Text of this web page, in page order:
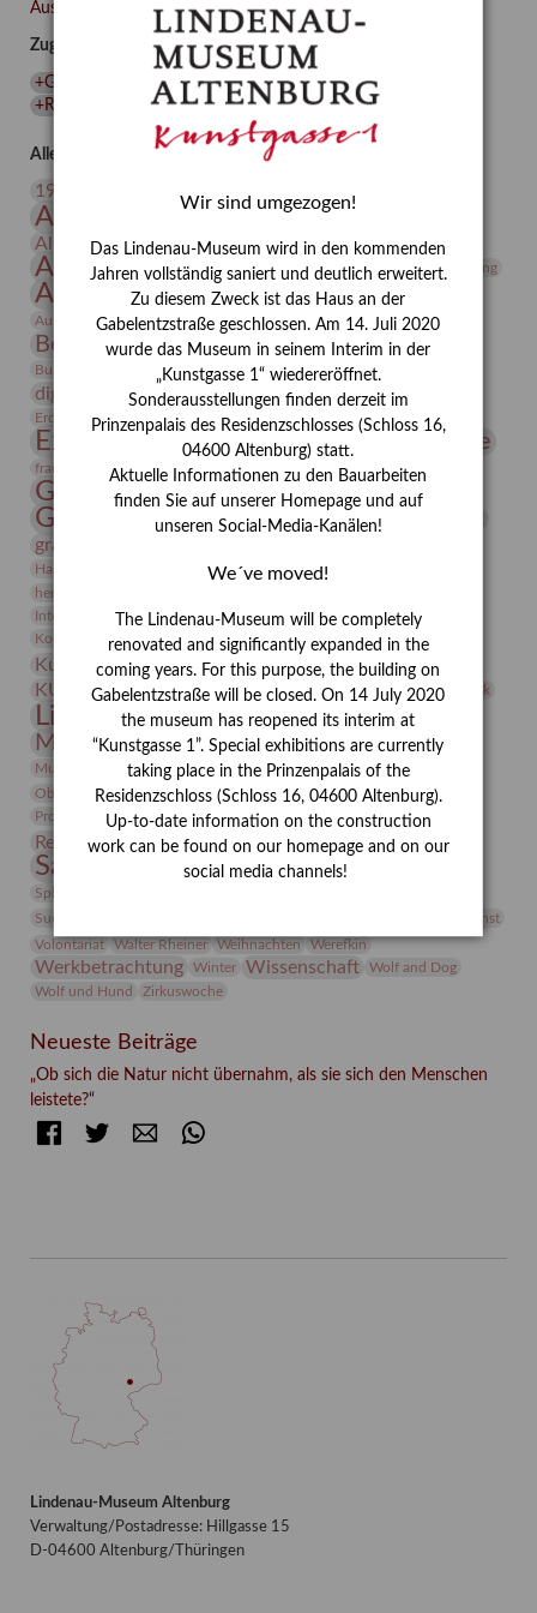
sich
den
Menschen
leistete?“
Ausgewählte Auszeichnungen zurücksetzen
Zugehörige Auszeichnungen
+Gerhard Altenbourg(1) +Künstlerin(1)
+Ruth Wolf-Rehfeld(1 ) +Sonderausstellung(1
Alle Auszeichnungen (106)
19. Jahrhundert
20. Jahrhundert
Altenburg
Altenburger Museen
Altenburger Praxisjahr Altenburger Schlossberg
Antike Architektur Archiv Archäologie Asta Gröting
Ausstellung
Ausstellung "Berliner Blätter"
Ausstellung „Vier Winde“
Bauhaus Berlin in den Zwanziger Jahren
Bernhard August von Lindenau Bibliothek
Burg Posterstein Conrad Felixmüller Depot Der Blaue Reiter
digitallabor Entartete Kunst
Enteignung
Erdmann Julius Dietrich
Erlebnisportal estrusker Exlibris
Expressionismus Festrede Florenz Fotografie
frauen Frauen in der Antike und heute
Gerhard-Altenbourg-Preis
Gerhard Altenbourg
Gerhard Kurt Müller
Grafik
grafische sammlung
Hanns-Conon von der Gabelentz Heinrich Kirchhoff
herman de vries
Integriertes Schädlingsmanagement
Italien Jahresempfang
Jubiläum
Kolosseum
Kooperationsausstellung Korkmodelle Kunst
Kunstmuseum Kunstvermittlung Kunst von Kühl
KUNSTWAND Kurs Künstler Künstlerin Lehmbruck
Lindenau-Museum Marstall Messeakademie
Museumsgeschichte Museumsnacht
Museumspädagogik Mäzen Napoleon Natur
Neue Remise
Objekt im Fokus
Paul Klee Peter Schnürpel Phelloplastik
Pohlhof
Provenienz
Provenienzforschung
Restaurierung Restitution Rudi Lesser Ruth Wolf-Rehfeld
Sammlung Samstagszeichner Skulptur
Sphinx
Suermondt-Ludwig-Museum
Videokunst
Volontariat
Walter Rheiner Weihnachten Werefkin
Werkbetrachtung Winter Wissenschaft
Wolf and Dog
Wolf und Hund
Zirkuswoche
Neueste Beiträge
„Ob sich die Natur nicht übernahm, als sie sich den Menschen
leistete?“
FacebookTwitter E-mail
Lindenau-Museum Altenburg
Verwaltung/Postadresse: Hillgasse 15
D-04600 Altenburg/Thüringen
Wir sind umgezogen!
Das Lindenau-Museum wird in den kommenden
Jahren vollständig saniert und deutlich erweitert.
Zu diesem Zweck ist das Haus an der
Gabelentzstraße geschlossen. Am 14. Juli 2020
wurde das Museum in seinem Interim in der
„Kunstgasse 1“ wiedereröffnet.
Sonderausstellungen finden derzeit im
Prinzenpalais des Residenzschlosses (Schloss 16,
04600 Altenburg) statt.
Aktuelle Informationen zu den Bauarbeiten
finden Sie auf unserer Homepage und auf
unseren Social-Media-Kanälen!
We´ve moved!
The Lindenau-Museum will be completely
renovated and significantly expanded in the
coming years. For this purpose, the building on
Gabelentzstraße will be closed. On 14 July 2020
the museum has reopened its interim at
“Kunstgasse 1”. Special exhibitions are currently
taking place in the Prinzenpalais of the
Residenzschloss (Schloss 16, 04600 Altenburg).
Up-to-date information on the construction
work can be found on our homepage and on our
social media channels!